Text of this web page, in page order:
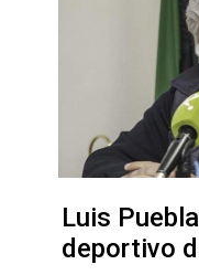
Luis
deportivo